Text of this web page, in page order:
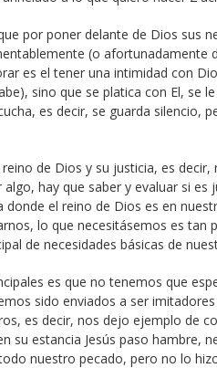
por poner delante de Dios sus
(o afortunadamente
es el tener una intimidad con
sino que se platica con El, se
es decir, se guarda silencio,
de Dios y su justicia, es
hay que saber y evaluar si es
el reino de Dios es en
lo que necesitásemos es tan
de necesidades básicas de
es que no tenemos que
sido enviados a ser
es decir, nos dejo ejemplo de
su estancia Jesús paso hambre,
nuestro pecado, pero no lo